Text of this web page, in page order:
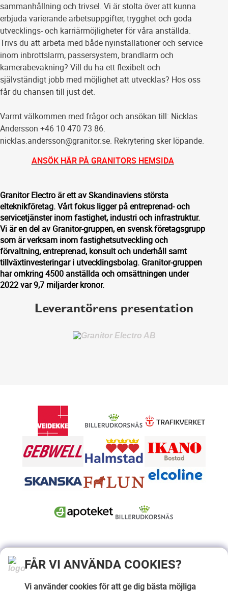
sammanhållning och trivsel. Vi är stolta över att kunna
erbjuda varierande arbetsuppgifter, trygghet och goda
utvecklings- och karriärmöjligheter för våra anställda.
Trivs du att arbeta med både nyinstallationer och service
inom inbrottslarm, passersystem, brandlarm och
kamerabevakning? Vill du ha ett flexibelt och
självständigt jobb med möjlighet att utvecklas? Hos oss
får du chansen till just det.
Varmt välkommen med frågor och ansökan till: Nicklas
Andersson +46 10 470 73 86.
nicklas.andersson@granitor.se. Rekrytering sker löpande.
ANSÖK HÄR PÅ GRANITORS HEMSIDA
Granitor Electro är ett av Skandinaviens största
elteknikföretag. Vårt fokus ligger på entreprenad- och
servicetjänster inom fastighet, industri och infrastruktur.
Vi är en del av Granitor-gruppen, en svensk företagsgrupp
som är verksam inom fastighetsutveckling och
förvaltning, entreprenad, konsult och underhåll samt
tillväxtinvesteringar i utvecklingsbolag. Granitor-gruppen
har omkring 4500 anställda och omsättningen under
2022 var 9,7 miljarder kronor.
Leverantörens presentation
FÅR VI ANVÄNDA COOKIES?
Vi använder cookies för att ge dig bästa möjliga